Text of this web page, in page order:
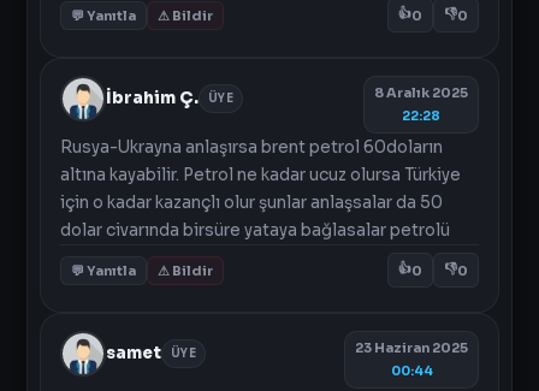
💬 Yanıtla ⚠ Bildir 👍0 👎0
İbrahim Ç. ÜYE 8 Aralık 2025
22:28
Rusya-Ukrayna anlaşırsa brent petrol 60doların
altına kayabilir. Petrol ne kadar ucuz olursa Türkiye
için o kadar kazançlı olur şunlar anlaşsalar da 50
dolar civarında birsüre yataya bağlasalar petrolü
💬 Yanıtla ⚠ Bildir 👍0 👎0
samet ÜYE 23 Haziran 2025
00:44